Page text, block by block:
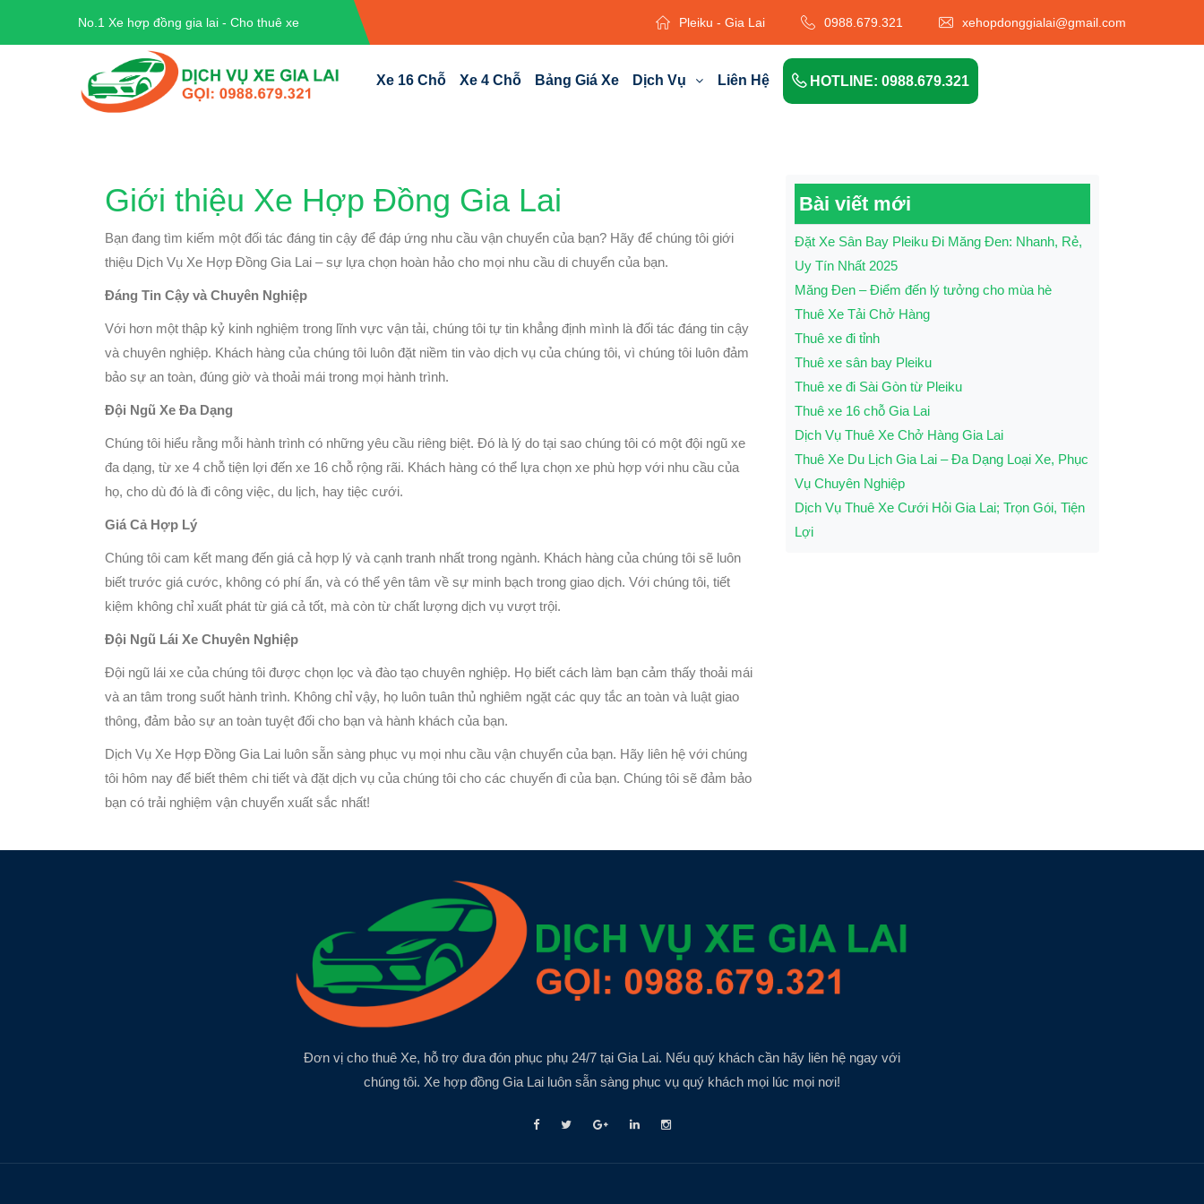
No.1 Xe hợp đồng gia lai - Cho thuê xe Pleiku - Gia Lai 0988.679.321 xehopdonggialai@gmail.com
Xe 16 Chỗ Xe 4 Chỗ Bảng Giá Xe Dịch Vụ Liên Hệ HOTLINE: 0988.679.321
Giới thiệu Xe Hợp Đồng Gia Lai
Bạn đang tìm kiếm một đối tác đáng tin cậy để đáp ứng nhu cầu vận chuyển của bạn? Hãy để chúng tôi giới
thiệu Dịch Vụ Xe Hợp Đồng Gia Lai – sự lựa chọn hoàn hảo cho mọi nhu cầu di chuyển của bạn.
Đáng Tin Cậy và Chuyên Nghiệp
Với hơn một thập kỷ kinh nghiệm trong lĩnh vực vận tải, chúng tôi tự tin khẳng định mình là đối tác đáng tin cậy
và chuyên nghiệp. Khách hàng của chúng tôi luôn đặt niềm tin vào dịch vụ của chúng tôi, vì chúng tôi luôn đảm
bảo sự an toàn, đúng giờ và thoải mái trong mọi hành trình.
Đội Ngũ Xe Đa Dạng
Chúng tôi hiểu rằng mỗi hành trình có những yêu cầu riêng biệt. Đó là lý do tại sao chúng tôi có một đội ngũ xe
đa dạng, từ xe 4 chỗ tiện lợi đến xe 16 chỗ rộng rãi. Khách hàng có thể lựa chọn xe phù hợp với nhu cầu của
họ, cho dù đó là đi công việc, du lịch, hay tiệc cưới.
Giá Cả Hợp Lý
Chúng tôi cam kết mang đến giá cả hợp lý và cạnh tranh nhất trong ngành. Khách hàng của chúng tôi sẽ luôn
biết trước giá cước, không có phí ẩn, và có thể yên tâm về sự minh bạch trong giao dịch. Với chúng tôi, tiết
kiệm không chỉ xuất phát từ giá cả tốt, mà còn từ chất lượng dịch vụ vượt trội.
Đội Ngũ Lái Xe Chuyên Nghiệp
Đội ngũ lái xe của chúng tôi được chọn lọc và đào tạo chuyên nghiệp. Họ biết cách làm bạn cảm thấy thoải mái
và an tâm trong suốt hành trình. Không chỉ vậy, họ luôn tuân thủ nghiêm ngặt các quy tắc an toàn và luật giao
thông, đảm bảo sự an toàn tuyệt đối cho bạn và hành khách của bạn.
Dịch Vụ Xe Hợp Đồng Gia Lai luôn sẵn sàng phục vụ mọi nhu cầu vận chuyển của bạn. Hãy liên hệ với chúng
tôi hôm nay để biết thêm chi tiết và đặt dịch vụ của chúng tôi cho các chuyến đi của bạn. Chúng tôi sẽ đảm bảo
bạn có trải nghiệm vận chuyển xuất sắc nhất!
Bài viết mới
Đặt Xe Sân Bay Pleiku Đi Măng Đen: Nhanh, Rẻ,
Uy Tín Nhất 2025
Măng Đen – Điểm đến lý tưởng cho mùa hè
Thuê Xe Tải Chở Hàng
Thuê xe đi tỉnh
Thuê xe sân bay Pleiku
Thuê xe đi Sài Gòn từ Pleiku
Thuê xe 16 chỗ Gia Lai
Dịch Vụ Thuê Xe Chở Hàng Gia Lai
Thuê Xe Du Lịch Gia Lai – Đa Dạng Loại Xe, Phục
Vụ Chuyên Nghiệp
Dịch Vụ Thuê Xe Cưới Hỏi Gia Lai; Trọn Gói, Tiện
Lợi
Đơn vị cho thuê Xe, hỗ trợ đưa đón phục phụ 24/7 tại Gia Lai. Nếu quý khách cần hãy liên hệ ngay với
chúng tôi. Xe hợp đồng Gia Lai luôn sẵn sàng phục vụ quý khách mọi lúc mọi nơi!